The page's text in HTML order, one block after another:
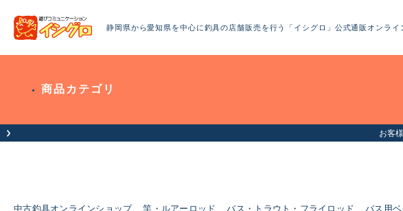
静岡県から愛知県を中心に釣具の店舗販売を行う「イシグロ」公式通販オンライ
商品カテゴリ
お客
中古釣具オンラインショップ 竿・ルアーロッド バス・トラウト・フライロッド バス用